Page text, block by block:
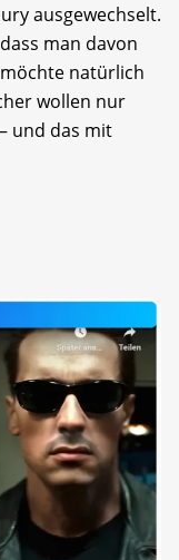
ausgewechselt.
man davon
natürlich
wollen nur
und das mit